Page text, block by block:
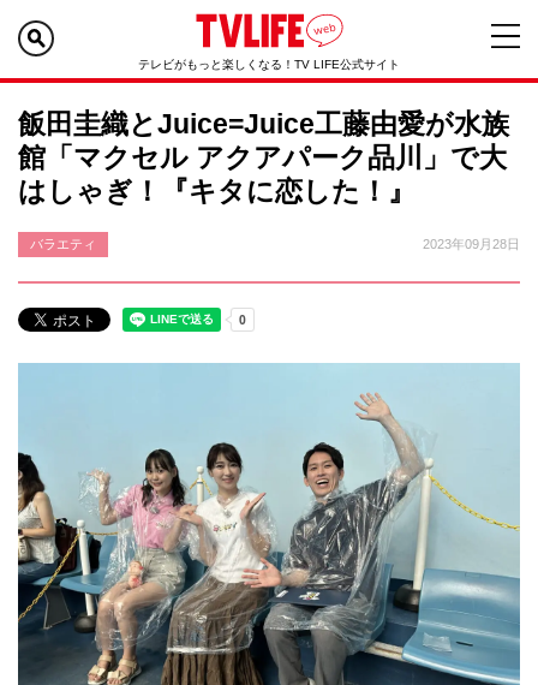
テレビがもっと楽しくなる！TV LIFE公式サイト
飯田圭織とJuice=Juice工藤由愛が水族
館「マクセル アクアパーク品川」で大
はしゃぎ！『キタに恋した！』
バラエティ 2023年09月28日